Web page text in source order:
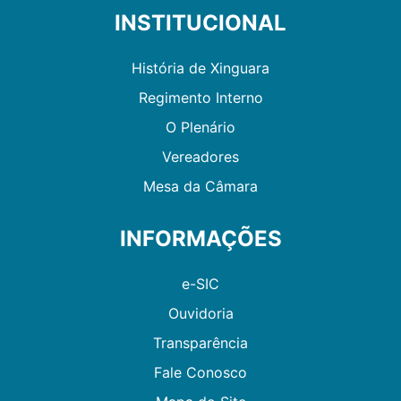
INSTITUCIONAL
História de Xinguara
Regimento Interno
O Plenário
Vereadores
Mesa da Câmara
INFORMAÇÕES
e-SIC
Ouvidoria
Transparência
Fale Conosco